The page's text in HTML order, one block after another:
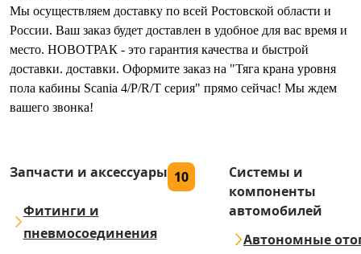
Мы осуществляем доставку по всей Ростовской области и
России. Ваш заказ будет доставлен в удобное для вас время и
место. НОВОТРАК - это гарантия качества и быстрой
доставки. доставки. Оформите заказ на "Тяга крана уровня
пола кабины Scania 4/P/R/T серия" прямо сейчас! Мы ждем
вашего звонка!
Запчасти и аксессуары 10
Фитинги и
пневмосоединения
Системы и
компоненты
автомобилей
Автономные